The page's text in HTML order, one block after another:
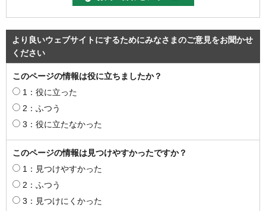
より良いウェブサイトにするためにみなさまのご意見をお聞かせ
ください
このページの情報は役に立ちましたか？
1：役に立った
2：ふつう
3：役に立たなかった
このページの情報は見つけやすかったですか？
1：見つけやすかった
2：ふつう
3：見つけにくかった